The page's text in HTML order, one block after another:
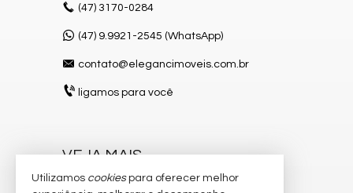
(47) 3170-0284
(47) 9.9921-2545 (WhatsApp)
contato@elegancimoveis.com.br
ligamos para você
VEJA MAIS
receba nosso newsletter
Utilizamos cookiespara oferecer melhor